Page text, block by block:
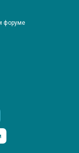
форуме